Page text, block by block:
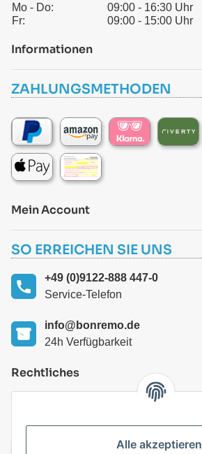
Mo - Do:
09:00 - 16:30 Uhr
Fr:
09:00 - 15:00 Uhr
Informationen
ZAHLUNGSMETHODEN
Mein Account
SO ERREICHEN SIE UNS
+49 (0)9122-888 447-0
Service-Telefon
info@bonremo.de
24h Verfügbarkeit
Rechtliches
Alle akzeptieren